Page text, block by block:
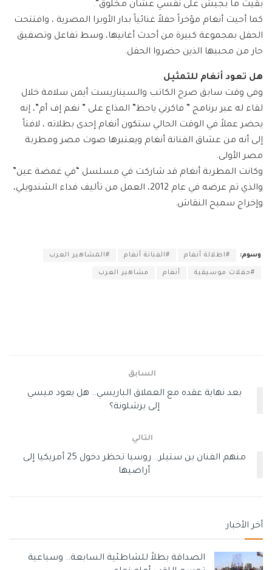
بقيت ما بجيش على نفسي عشان مخلوق”.
كما أحيت أنغام مؤخراً حفلاً غنائياً بدار الأوبرا المصرية ، وافتتحت
الحفل بمجموعة كبيرة من أحدث أغانيها، وسط تفاعل وتصفيق
حار من محبيها الذين حضروا الحفل.
هل تعود أنغام للتمثيل
وفي وقت سابق صرح الكاتب والسيناريست أيمن سلامة خلال
لقاء له عبر برنامج ” فاكرني ياحظ” المذاع على ” نغم إف أم”، إنه
يحضر عملاً في الوقت الحالي ستكون أنغام إحدى بطلاته ، لافتاً
إلى أنه من عشاق الفنانة أنغام ويعتبرها صوت مصر ومطربة
مصر الأولى.
وكانت المطربة أنغام قد شاركت في مسلسل “في غمضة عين”
والذي تم عرضه في عام 2012، العمل من تأليف فداء الشندويلي،
وإخراج سميح النقاش.
وسوم: #اطلالة أنغام #الفنانة أنغام #المشاهير العرب
#حفلات موسيقية أنغام مشاهير العرب
السابق
بعد نهاية عقده مع العملاق الباريسي.. هل يعود ميسي
إلى برشلونة؟
التالي
منهم الفنان بن ستيلر.. روسيا تحظر دخول 25 أمريكيا إلى
أراضيها
أخر الأخبار
الصداقة بطلاً للشاطئية السابعة.. وسباعية